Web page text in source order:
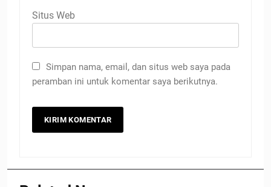
Situs Web
Simpan nama, email, dan situs web saya pada
peramban ini untuk komentar saya berikutnya.